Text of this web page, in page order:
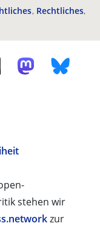
Rechtliches
stehen wir
zur